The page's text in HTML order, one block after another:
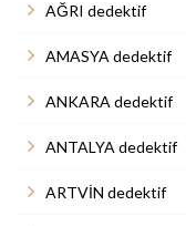
AĞRI dedektif
AMASYA dedektif
ANKARA dedektif
ANTALYA dedektif
ARTVİN dedektif